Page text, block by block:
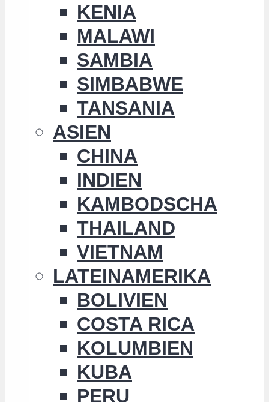
KENIA
MALAWI
SAMBIA
SIMBABWE
TANSANIA
ASIEN
CHINA
INDIEN
KAMBODSCHA
THAILAND
VIETNAM
LATEINAMERIKA
BOLIVIEN
COSTA RICA
KOLUMBIEN
KUBA
PERU